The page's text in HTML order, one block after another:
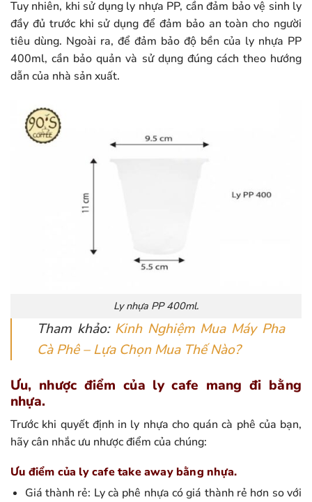
Tuy nhiên, khi sử dụng ly nhựa PP, cần đảm bảo vệ sinh ly
đầy đủ trước khi sử dụng để đảm bảo an toàn cho người
tiêu dùng. Ngoài ra, để đảm bảo độ bền của ly nhựa PP
400ml, cần bảo quản và sử dụng đúng cách theo hướng
dẫn của nhà sản xuất.
Ly nhựa PP 400ml.
Tham khảo: Kinh Nghiệm Mua Máy Pha
Cà Phê– Lựa Chọn Mua Thế Nào?
Ưu, nhược điểm của ly cafe mang đi bằng
nhựa.
Trước khi quyết định in ly nhựa cho quán cà phê của bạn,
hãy cân nhắc ưu nhược điểm của chúng:
Ưu điểm của ly cafe take away bằng nhựa.
Giá thành rẻ: Ly cà phê nhựa có giá thành rẻ hơn so với